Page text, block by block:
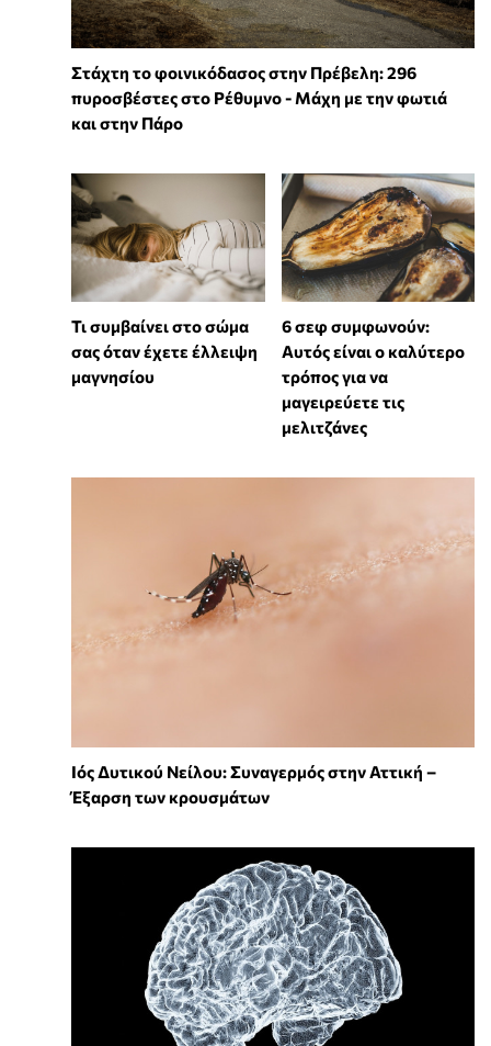
Στάχτη το φοινικόδασος στην Πρέβελη: 296
πυροσβέστες στο Ρέθυμνο - Μάχη με την φωτιά
και στην Πάρο
Τι συμβαίνει στο σώμα
σας όταν έχετε έλλειψη
μαγνησίου
6 σεφ συμφωνούν:
Αυτός είναι ο καλύτερο
τρόπος για να
μαγειρεύετε τις
μελιτζάνες
Ιός Δυτικού Νείλου: Συναγερμός στην Αττική –
Έξαρση των κρουσμάτων